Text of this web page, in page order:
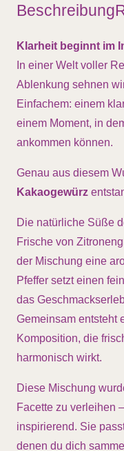
Beschreibung
Klarheit beginnt im
In einer Welt voller
Ablenkung sehnen
Einfachem: einem
einem Moment, in
ankommen können.
Genau aus diesem
Kakaogewürz
Die natürliche Süße
Frische von
der Mischung eine
Pfeffer setzt einen
das
Gemeinsam entsteht
Komposition, die
harmonisch wirkt.
Diese Mischung
Facette zu verleihen
inspirierend. Sie
denen du dich